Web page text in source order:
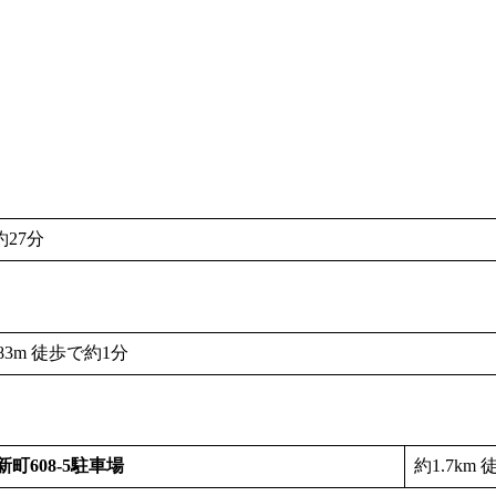
27分
徒歩で約1分
町608-5駐車場 約1.7km